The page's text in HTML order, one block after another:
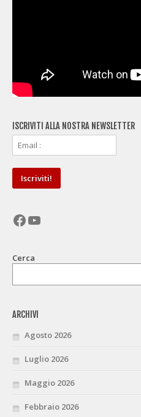
ISCRIVITI ALLA NOSTRA NEWSLETTER
Facebook
YouTube
Cerca
ARCHIVI
Agosto 2026
Luglio 2026
Maggio 2026
Febbraio 2026